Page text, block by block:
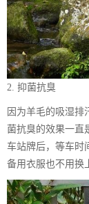
2. 抑菌抗臭
因为羊毛的吸湿排
菌抗臭的效果一直
车站牌后，等车时
备用衣服也不用换